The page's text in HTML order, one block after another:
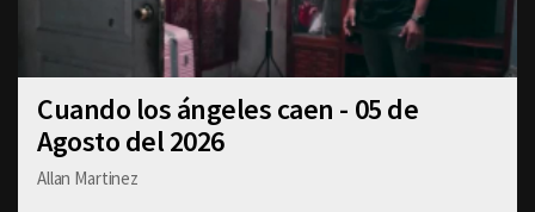
Cuando los ángeles caen - 05 de
Agosto del 2026
Allan Martinez